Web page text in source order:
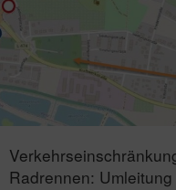
Radrennen: